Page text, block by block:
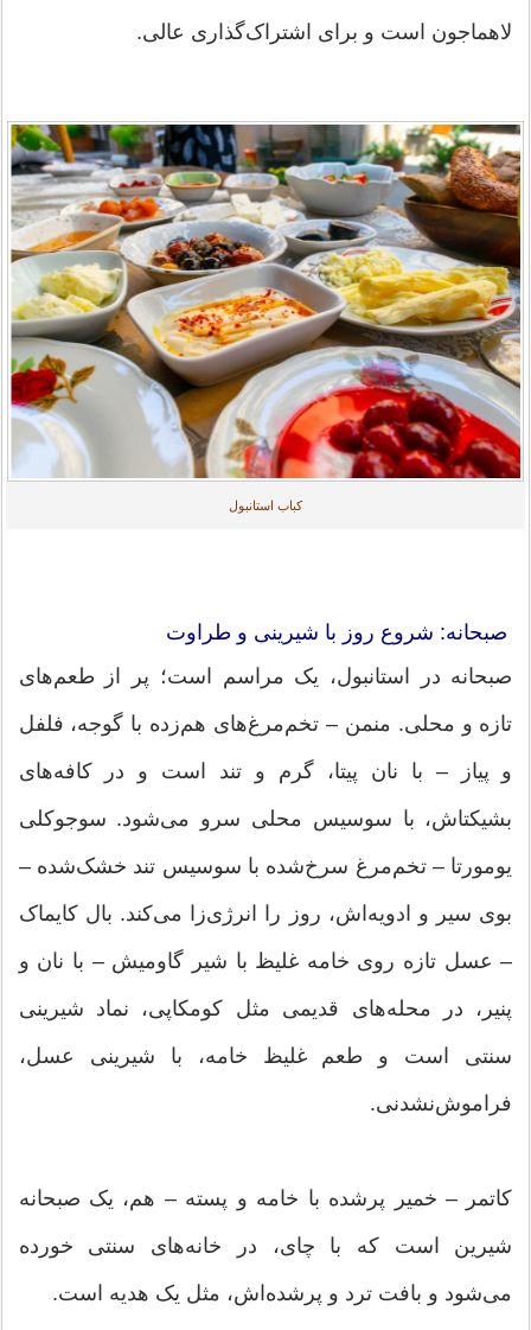
لاهماجون است و برای اشتراک‌گذاری عالی.
کباب استانبول
صبحانه: شروع روز با شیرینی و طراوت
صبحانه در استانبول، یک مراسم است؛ پر از طعم‌های
تازه و محلی. منمن – تخم‌مرغ‌های هم‌زده با گوجه، فلفل
و پیاز – با نان پیتا، گرم و تند است و در کافه‌های
بشیکتاش، با سوسیس محلی سرو می‌شود. سوجوکلی
یومورتا – تخم‌مرغ سرخ‌شده با سوسیس تند خشک‌شده –
بوی سیر و ادویه‌اش، روز را انرژی‌زا می‌کند. بال کایماک
– عسل تازه روی خامه غلیظ با شیر گاومیش – با نان و
پنیر، در محله‌های قدیمی مثل کومکاپی، نماد شیرینی
سنتی است و طعم غلیظ خامه، با شیرینی عسل،
فراموش‌نشدنی.
کاتمر – خمیر پرشده با خامه و پسته – هم، یک صبحانه
شیرین است که با چای، در خانه‌های سنتی خورده
می‌شود و بافت ترد و پرشده‌اش، مثل یک هدیه است.